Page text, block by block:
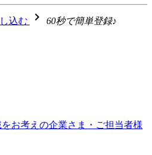
込む navigate_next 60秒で簡単登録♪
お考えの企業さま・ご担当者様